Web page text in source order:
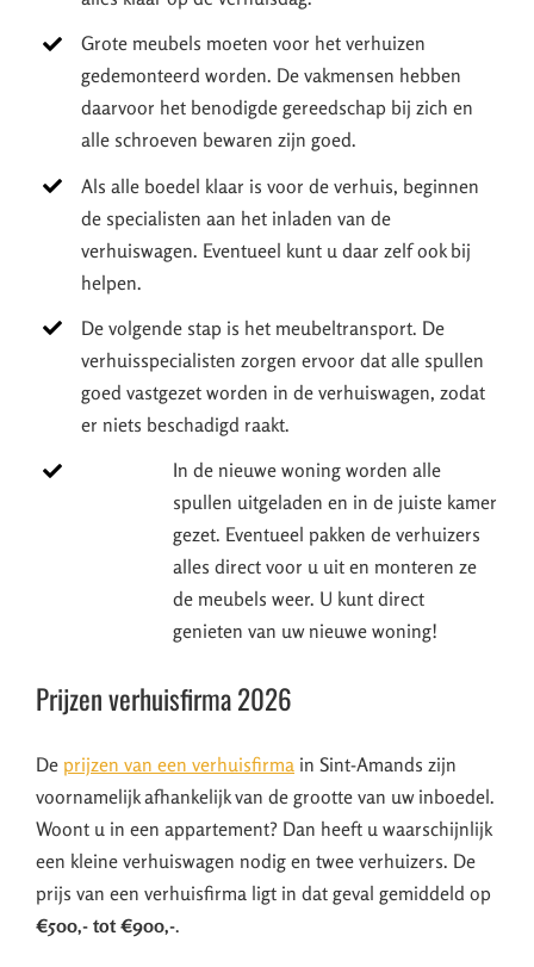
Grote meubels moeten voor het verhuizen
gedemonteerd worden. De vakmensen hebben
daarvoor het benodigde gereedschap bij zich en
alle schroeven bewaren zijn goed.
Als alle boedel klaar is voor de verhuis, beginnen
de specialisten aan het inladen van de
verhuiswagen. Eventueel kunt u daar zelf ook bij
helpen.
De volgende stap is het meubeltransport. De
verhuisspecialisten zorgen ervoor dat alle spullen
goed vastgezet worden in de verhuiswagen, zodat
er niets beschadigd raakt.
In de nieuwe woning worden alle
spullen uitgeladen en in de juiste kamer
gezet. Eventueel pakken de verhuizers
alles direct voor u uit en monteren ze
de meubels weer. U kunt direct
genieten van uw nieuwe woning!
Prijzen verhuisfirma 2026
De prijzen van een verhuisfirma in Sint-Amands zijn
voornamelijk afhankelijk van de grootte van uw inboedel.
Woont u in een appartement? Dan heeft u waarschijnlijk
een kleine verhuiswagen nodig en twee verhuizers. De
prijs van een verhuisfirma ligt in dat geval gemiddeld op
€500,- tot €900,-.